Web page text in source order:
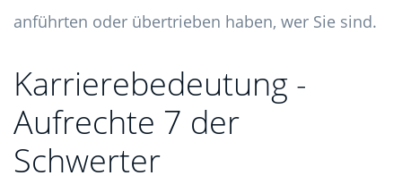
anführten oder übertrieben haben, wer Sie sind.
Karrierebedeutung -
Aufrechte 7 der
Schwerter